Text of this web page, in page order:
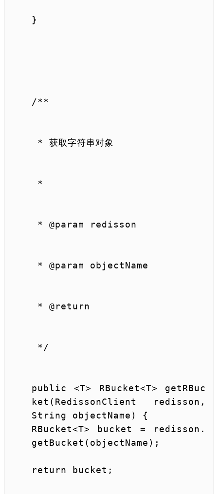
}
/**
* 获取字符串对象
*
* @param redisson
* @param objectName
* @return
*/
public <T> RBucket<T> getRBuc
String objectName) {
RBucket<T> bucket = redisson.
getBucket(objectName);
return bucket;